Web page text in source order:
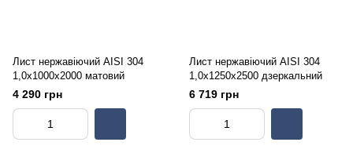
Лист нержавіючий AISI 304
1,0х1000х2000 матовий
4 290 грн
Лист нержавіючий AISI 304
1,0х1250х2500 дзеркальний
6 719 грн